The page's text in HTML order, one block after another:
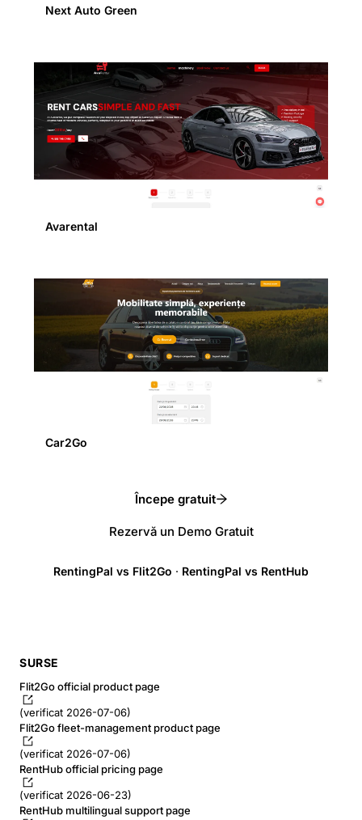
Next Auto Green
Avarental
Car2Go
Începe gratuit
Rezervă un Demo Gratuit
RentingPal vs Flit2Go · RentingPal vs RentHub
SURSE
Flit2Go official product page
(verificat 2026-07-06)
Flit2Go fleet-management product page
(verificat 2026-07-06)
RentHub official pricing page
(verificat 2026-06-23)
RentHub multilingual support page